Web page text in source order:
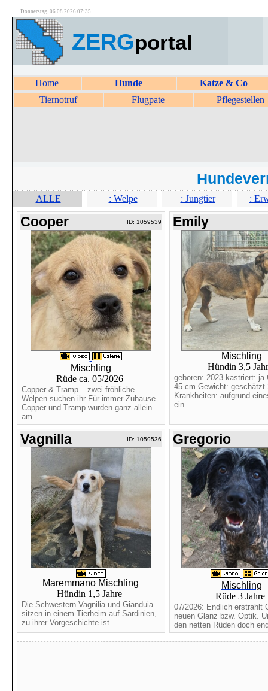
Donnerstag, 06.08.2026 07:35
ZERGportal
Home Hunde
Katze & Co
Tiernotruf
Flugpate Pflegestellen
ALLE : Welpe : Jungtier :
Cooper ID: 1059539
Mischling
Rüde ca. 05/2026
Copper & Tramp – zwei fröhliche
Welpen suchen ihr Für-immer-Zuhause
Copper und Tramp wurden ganz allein
am ...
Emily
Mischling
Hündin 3,5
geboren: 2023 kastriert: ja
45 cm Gewicht: geschätzt
Krankheiten: aufgrund
ein ...
Vagnilla ID: 1059536
Maremmano Mischling
Hündin 1,5 Jahre
Die Schwestern Vagnilia und Gianduia
sitzen in einem Tierheim auf Sardinien,
zu ihrer Vorgeschichte ist ...
Gregorio
Mischling
Rüde 3 Jahre
07/2026: Endlich erstrahlt
neuen Glanz bzw. Optik.
den netten Rüden doch